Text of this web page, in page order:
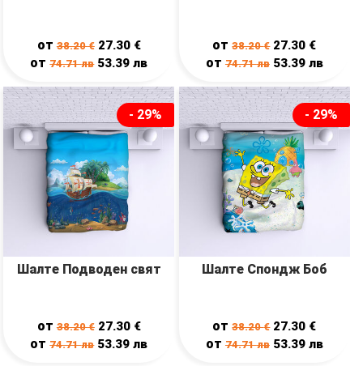
от38.20€ 27.30 €
от74.71лв 53.39лв
от38.20€ 27.30 €
от 74.71лв 53.39 лв
- 29%
Шалте Подводен свят
от38.20€ 27.30 €
от74.71лв 53.39лв
- 29%
Шалте Спондж Боб
от38.20€ 27.30 €
от 74.71лв 53.39 лв